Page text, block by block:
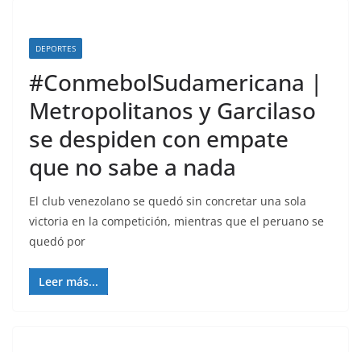
DEPORTES
#ConmebolSudamericana |
Metropolitanos y Garcilaso
se despiden con empate
que no sabe a nada
El club venezolano se quedó sin concretar una sola
victoria en la competición, mientras que el peruano se
quedó por
Leer más...